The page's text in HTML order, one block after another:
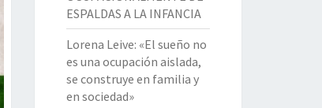
ESPALDAS A LA INFANCIA
Lorena Leive: «El sueño no
es una ocupación aislada,
se construye en familia y
en sociedad»